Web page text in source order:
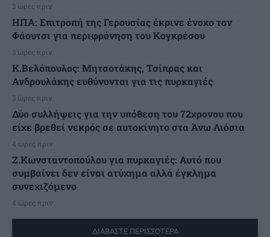
3 ώρες πριν
ΗΠΑ: Επιτροπή της Γερουσίας έκρινε ένοχο τον
Φάουτσι για περιφρόνηση του Κογκρέσου
3 ώρες πριν
K.Βελόπουλος: Μητσοτάκης, Τσίπρας και
Ανδρουλάκης ευθύνονται για τις πυρκαγιές
3 ώρες πριν
Δύο συλλήψεις για την υπόθεση του 72χρονου που
είχε βρεθεί νεκρός σε αυτοκίνητο στα Άνω Λιόσια
4 ώρες πριν
Ζ.Κωνσταντοπούλου για πυρκαγιές: Αυτό που
συμβαίνει δεν είναι ατύχημα αλλά έγκλημα
συνεχιζόμενο
4 ώρες πριν
ΔΙΑΒΑΣΤΕ ΠΕΡΙΣΣΟΤΕΡΑ